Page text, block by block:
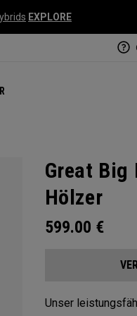
EXPLORE
Great Big
Hölzer
599.00 €
Unser